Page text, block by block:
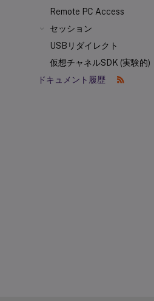
Remote PC Access
セッション
USBリダイレクト
仮想チャネルSDK (実験的)
ドキュメント履歴